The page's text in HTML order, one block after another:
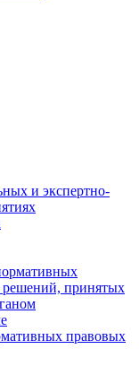
и экспертно-
принятых
правовых